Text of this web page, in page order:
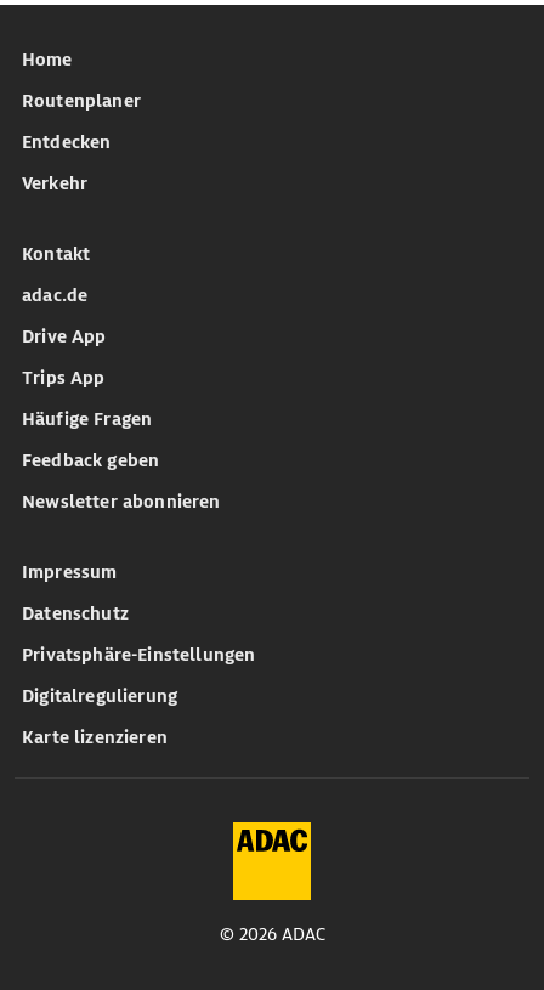
Home
Routenplaner
Entdecken
Verkehr
Kontakt
adac.de
Drive App
Trips App
Häufige Fragen
Feedback geben
Newsletter abonnieren
Impressum
Datenschutz
Privatsphäre-Einstellungen
Digitalregulierung
Karte lizenzieren
© 2026 ADAC